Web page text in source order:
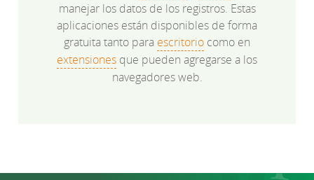
manejar los datos de los registros. Estas
aplicaciones están disponibles de forma
gratuita tanto para escritorio como en
extensiones que pueden agregarse a los
navegadores web.